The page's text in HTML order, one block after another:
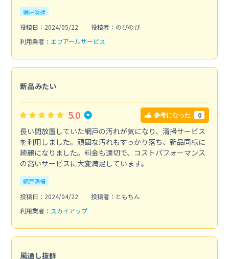
網戸清掃
投稿日：2024/05/22
投稿者：のびのび
利用業者： エフアールサービス
新品みたい
5.0 参考になった 0
長い間放置していた網戸の汚れが気になり、清掃サービス
を利用しました。頑固な汚れもすっかり落ち、新品同様に
綺麗になりました。料金も適切で、コストパフォーマンス
の高いサービスに大変満足しています。
網戸清掃
投稿日：2024/04/22
投稿者：ともちん
利用業者： スカイアップ
風通し抜群